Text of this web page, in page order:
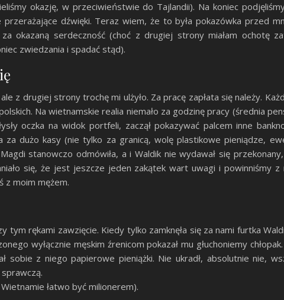
okazję, w przeciwieństwie do Tajlandii). Na koniec
dźwięki. Teraz wiem, że to była pokazówka przed
okazaną serdeczność (choć z drugiej strony miałam ochotę
zwiedzania i spadać stąd).
z drugiej strony trochę mi ulżyło. Za pracę zapłata się należy.
Na wietnamskie realia niemało za godzinę pracy (średnia
oczka na widok portfeli, zaczął pokazywać palcem inne
dużo kasy (nie tylko za granicą, wolę plastikowe pieniądze,
stanowczo odmówiła, a i Waldik nie wydawał się
się, że jest jeszcze jeden zakątek wart uwagi i powinniśmy z
z moim mężem.
rękami zawzięcie. Kiedy tylko zamknęła się za nami furtka
wyłącznie męskim źrenicom pokazał mu głuchoniemy
sobie z niego papierowe pieniążki. Nie ukradł, absolutnie nie,
łatwo być milionerem).